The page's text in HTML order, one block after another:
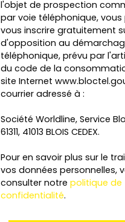
l'objet de prospection
par voie téléphonique, vous
vous inscrire gratuitement
d'opposition au
téléphonique, prévu par
du code de la
site Internet
courrier adressé à :
Société Worldline, Service
61311, 41013 BLOIS CEDEX.
Pour en savoir plus sur le
vos données personnelles,
consulter notre politique de
confidentialité.